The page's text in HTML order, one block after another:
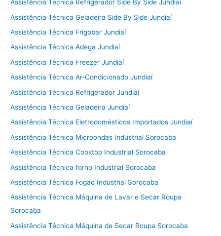
Assistência Técnica Refrigerador Side By Side Jundiaí
Assistência Técnica Geladeira Side By Side Jundiaí
Assistência Técnica Frigobar Jundiaí
Assistência Técnica Adega Jundiaí
Assistência Técnica Freezer Jundiaí
Assistência Técnica Ar-Condicionado Jundiaí
Assistência Técnica Refrigerador Jundiaí
Assistência Técnica Geladeira Jundiaí
Assistência Técnica Eletrodomésticos Importados Jundiaí
Assistência Técnica Microondas Industrial Sorocaba
Assistência Técnica Cooktop Industrial Sorocaba
Assistência Técnica forno Industrial Sorocaba
Assistência Técnica Fogão Industrial Sorocaba
Assistência Técnica Máquina de Lavar e Secar Roupa
Sorocaba
Assistência Técnica Máquina de Secar Roupa Sorocaba